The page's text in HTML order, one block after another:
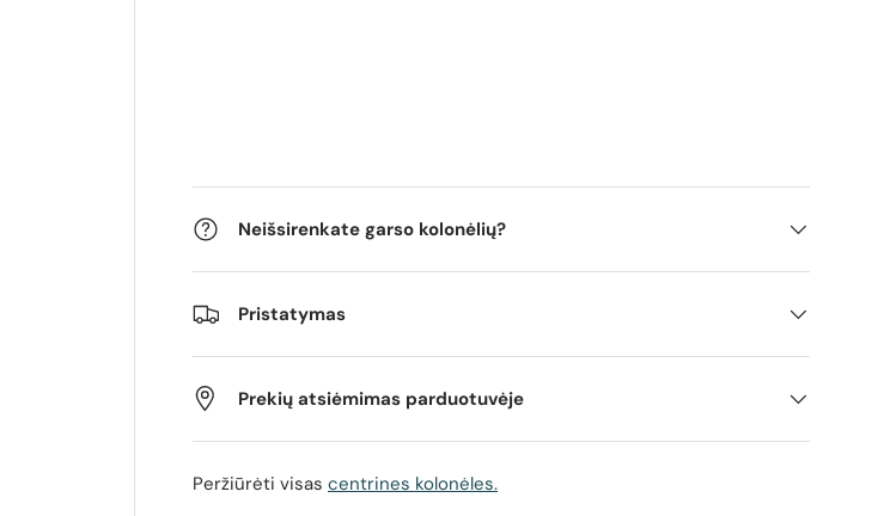
Neišsirenkate garso kolonėlių?
Pristatymas
Prekių atsiėmimas parduotuvėje
Peržiūrėti visas centrines kolonėles.